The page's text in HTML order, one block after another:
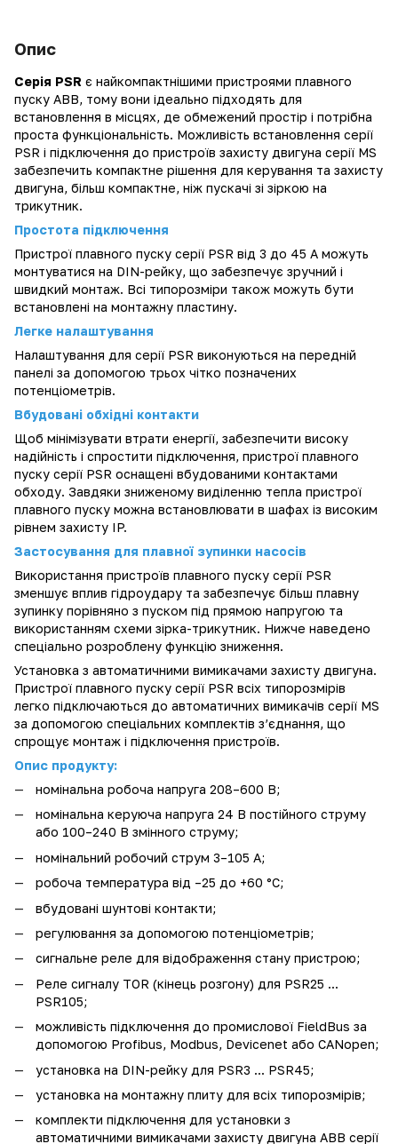
Опис
Серія PSR є найкомпактнішими пристроями плавного
пуску ABB, тому вони ідеально підходять для
встановлення в місцях, де обмежений простір і потрібна
проста функціональність. Можливість встановлення серії
PSR і підключення до пристроїв захисту двигуна серії MS
забезпечить компактне рішення для керування та захисту
двигуна, більш компактне, ніж пускачі зі зіркою на
трикутник.
Простота підключення
Пристрої плавного пуску серії PSR від 3 до 45 А можуть
монтуватися на DIN-рейку, що забезпечує зручний і
швидкий монтаж. Всі типорозміри також можуть бути
встановлені на монтажну пластину.
Легке налаштування
Налаштування для серії PSR виконуються на передній
панелі за допомогою трьох чітко позначених
потенціометрів.
Вбудовані обхідні контакти
Щоб мінімізувати втрати енергії, забезпечити високу
надійність і спростити підключення, пристрої плавного
пуску серії PSR оснащені вбудованими контактами
обходу. Завдяки зниженому виділенню тепла пристрої
плавного пуску можна встановлювати в шафах із високим
рівнем захисту IP.
Застосування для плавної зупинки насосів
Використання пристроїв плавного пуску серії PSR
зменшує вплив гідроудару та забезпечує більш плавну
зупинку порівняно з пуском під прямою напругою та
використанням схеми зірка-трикутник. Нижче наведено
спеціально розроблену функцію зниження.
Установка з автоматичними вимикачами захисту двигуна.
Пристрої плавного пуску серії PSR всіх типорозмірів
легко підключаються до автоматичних вимикачів серії MS
за допомогою спеціальних комплектів з’єднання, що
спрощує монтаж і підключення пристроїв.
Опис продукту:
номінальна робоча напруга 208–600 В;
номінальна керуюча напруга 24 В постійного струму
або 100–240 В змінного струму;
номінальний робочий струм 3–105 А;
робоча температура від –25 до +60 °C;
вбудовані шунтові контакти;
регулювання за допомогою потенціометрів;
сигнальне реле для відображення стану пристрою;
Реле сигналу TOR (кінець розгону) для PSR25 ...
PSR105;
можливість підключення до промислової FieldBus за
допомогою Profibus, Modbus, Devicenet або CANopen;
установка на DIN-рейку для PSR3 ... PSR45;
установка на монтажну плиту для всіх типорозмірів;
комплекти підключення для установки з
автоматичними вимикачами захисту двигуна АВВ серії